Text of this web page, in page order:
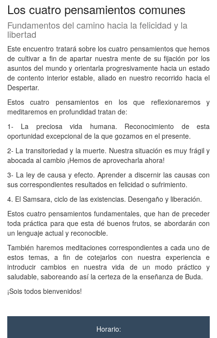
Los cuatro pensamientos comunes
Fundamentos del camino hacia la felicidad y la
libertad
Este encuentro tratará sobre los cuatro pensamientos que hemos
de cultivar a fin de apartar nuestra mente de su fijación por los
asuntos del mundo y orientarla progresivamente hacia un estado
de contento interiorestable, aliado en nuestro recorrido hacia el
Despertar.
Estos cuatro pensamientos en los que reflexionaremos y
meditaremos en profundidad tratan de:
1- La preciosa vida humana. Reconocimiento de esta
oportunidad excepcional de la que gozamos en el presente.
2- La transitoriedad y la muerte. Nuestra situación es muy frágil y
abocada al cambio ¡Hemos de aprovecharla ahora!
3- La ley de causa y efecto. Aprender a discernir las causas con
sus correspondientes resultados en felicidad o sufrimiento.
4. El Samsara, ciclo de las existencias. Desengaño y liberación.
Estos cuatro pensamientos fundamentales, que han de preceder
todapráctica para que esta dé buenos frutos, se abordarán con
un lenguaje actual y reconocible.
También haremos meditaciones correspondientes a cada uno de
estos temas, a fin de cotejarlos con nuestra experiencia e
introducir cambios en nuestra vida de un modo práctico y
saludable, saboreando así la certeza de la enseñanza de Buda.
¡Sois todos bienvenidos!
Horario: